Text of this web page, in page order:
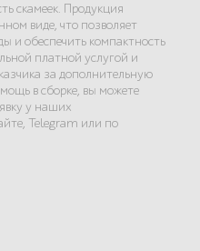
скамеек. Продукция
виде, что позволяет
и обеспечить компактность
платной услугой и
за дополнительную
в сборке, вы можете
у наших
Telegram или по